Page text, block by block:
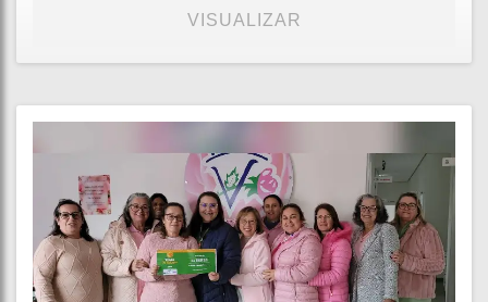
VISUALIZAR